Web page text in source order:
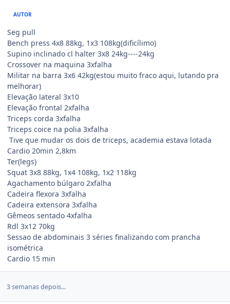
AUTOR
Seg pull
Bench press 4x8 88kg, 1x3 108kg(dificílimo)
Supino inclinado cl halter 3x8 24kg----24kg
Crossover na maquina 3xfalha
Militar na barra 3x6 42kg(estou muito fraco aqui, lutando pra
melhorar)
Elevação lateral 3x10
Elevação frontal 2xfalha
Triceps corda 3xfalha
Triceps coice na polia 3xfalha
Tive que mudar os dois de triceps, academia estava lotada
Cardio 20min 2,8km
Ter(legs)
Squat 3x8 88kg, 1x4 108kg, 1x2 118kg
Agachamento búlgaro 2xfalha
Cadeira flexora 3xfalha
Cadeira extensora 3xfalha
Gêmeos sentado 4xfalha
Rdl 3x12 70kg
Sessao de abdominais 3 séries finalizando com prancha
isométrica
Cardio 15 min
3 semanas depois...